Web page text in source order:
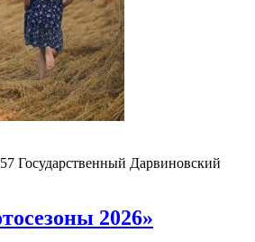
Государственный Дарвиновский
2026»